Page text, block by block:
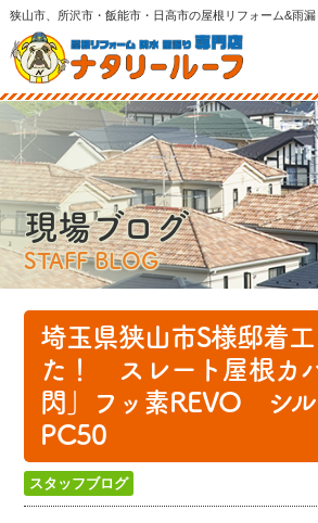
狭山市、所沢市・飯能市・日高市の屋根リフォーム&雨
現場ブログ
STAFF BLOG
埼玉県狭山市S様邸着
た！ スレート屋根カ
閃」フッ素REVO シル
PC50
スタッフブログ